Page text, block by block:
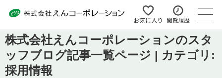
株式会社えんコーポレーションのスタ
ッフブログ記事一覧ページ | カテゴリ:
採用情報